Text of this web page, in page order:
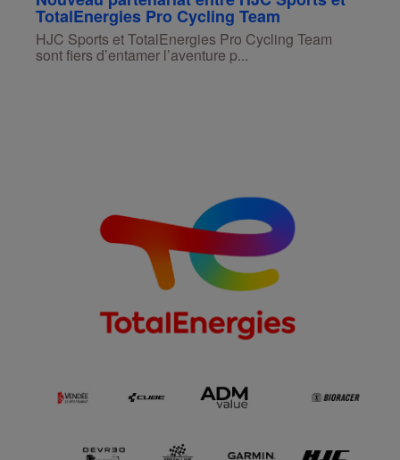
TotalEnergies Pro Cycling Team
HJC Sports et TotalEnergies Pro Cycling Team
sont fiers d’entamer l’aventure p...